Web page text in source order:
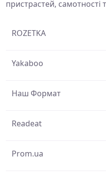
пристрастей, самотності
ROZETKA
Yakaboo
Наш Формат
Readeat
Prom.ua